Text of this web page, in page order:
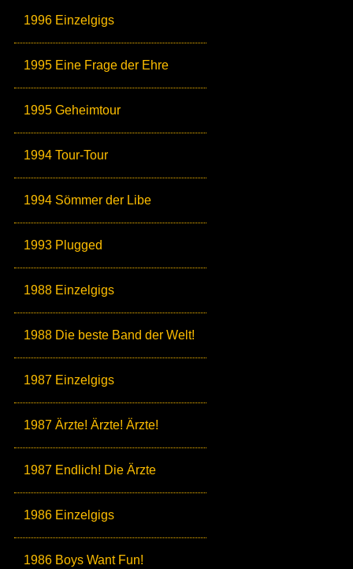
1996 Einzelgigs
1995 Eine Frage der Ehre
1995 Geheimtour
1994 Tour-Tour
1994 Sömmer der Libe
1993 Plugged
1988 Einzelgigs
1988 Die beste Band der Welt!
1987 Einzelgigs
1987 Ärzte! Ärzte! Ärzte!
1987 Endlich! Die Ärzte
1986 Einzelgigs
1986 Boys Want Fun!